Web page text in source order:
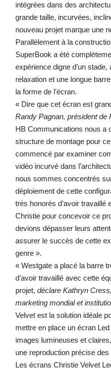
intégrées dans des
grande taille, incurvées,
nouveau projet marque une
Parallèlement à la
SuperBook a été
expérience digne d’un
relaxation et une longue
la forme de l’écran.
« Dire que cet écran est
Randy Pagnan, président de
HB Communications nous a
structure de montage pour
commencé par examiner
vidéo incurvé dans
nous sommes concentrés
déploiement de cette
très honorés d’avoir travaillé
Christie pour concevoir ce
devions dépasser leurs
assurer le succès de cette
genre ».
« Westgate a placé la barre
d’avoir travaillé avec cette
projet, déclare Kathryn
marketing mondial et
Velvet est la solution idéale
mettre en place un écran
images lumineuses et
une reproduction précise
Les écrans Christie Velvet